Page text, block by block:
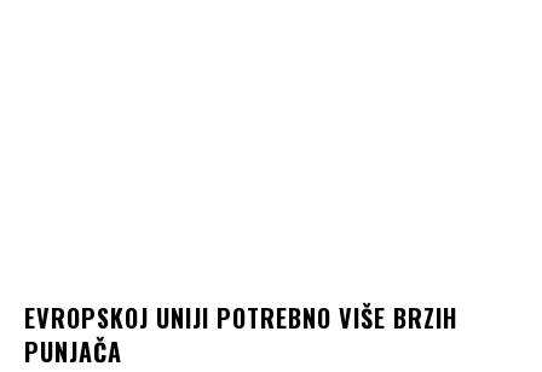
EVROPSKOJ UNIJI POTREBNO VIŠE BRZIH
PUNJAČA